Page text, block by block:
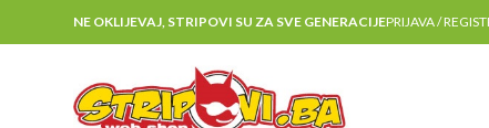
NE OKLIJEVAJ, STRIPOVI SU ZA SVE GENERACIJEPRIJAVA /